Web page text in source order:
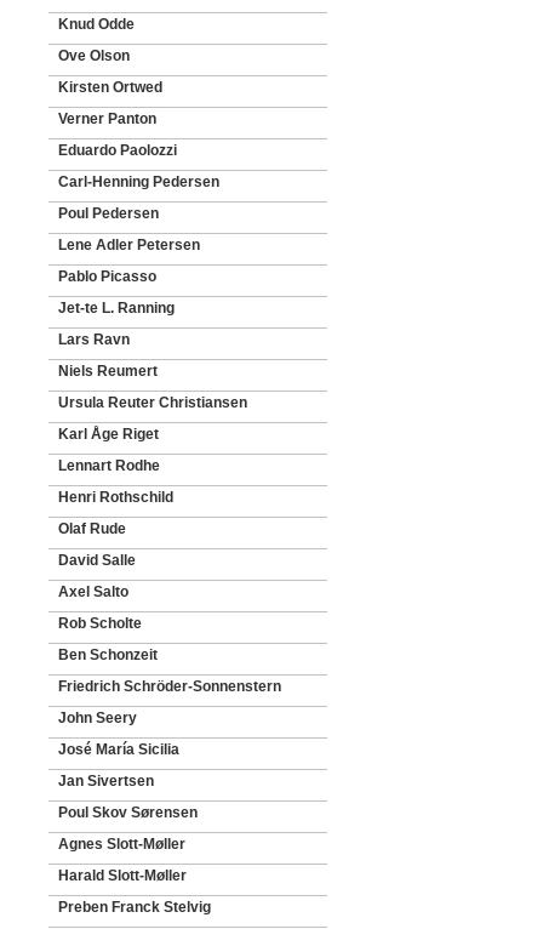
Knud Odde
Ove Olson
Kirsten Ortwed
Verner Panton
Eduardo Paolozzi
Carl-Henning Pedersen
Poul Pedersen
Lene Adler Petersen
Pablo Picasso
Jet-te L. Ranning
Lars Ravn
Niels Reumert
Ursula Reuter Christiansen
Karl Åge Riget
Lennart Rodhe
Henri Rothschild
Olaf Rude
David Salle
Axel Salto
Rob Scholte
Ben Schonzeit
Friedrich Schröder-Sonnenstern
John Seery
José María Sicilia
Jan Sivertsen
Poul Skov Sørensen
Agnes Slott-Møller
Harald Slott-Møller
Preben Franck Stelvig